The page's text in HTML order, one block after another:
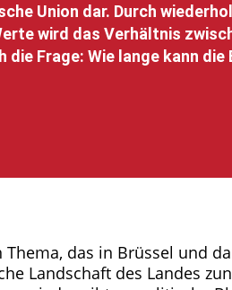
Union dar. Durch
wird das Verhältnis
Frage: Wie lange kann die
das in Brüssel und
Landschaft des Landes